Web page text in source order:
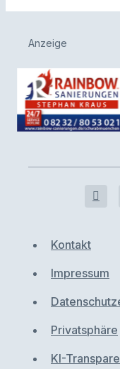
Anzeige
Kontakt
Impressum
Privatsphäre
KI-